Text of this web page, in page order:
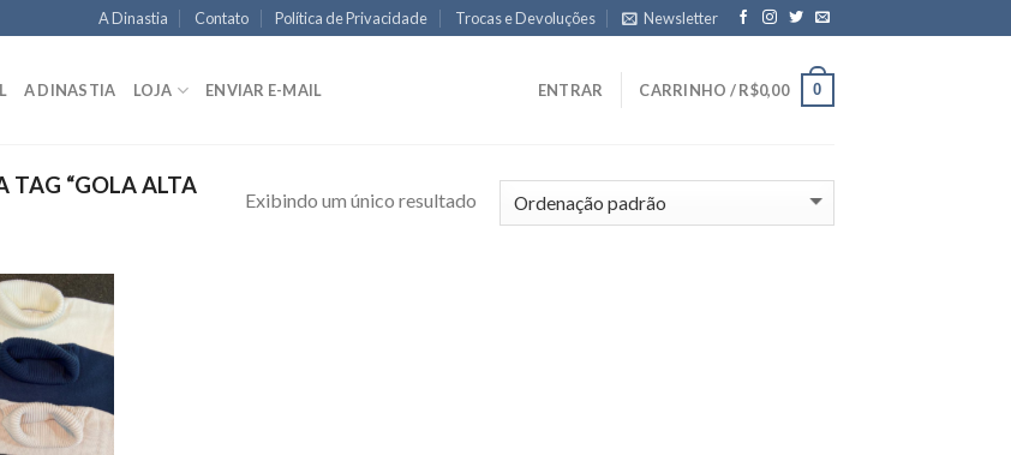
A Dinastia Contato Política de Privacidade Trocas e Devoluções Newsletter
A DINASTIA LOJA ENVIAR E-MAIL ENTRAR CARRINHO /R$0,00 0
TAG “GOLA ALTA
Exibindo um único resultado